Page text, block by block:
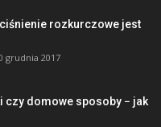
rozkurczowe jest
grudnia 2017
czy domowe sposoby − jak